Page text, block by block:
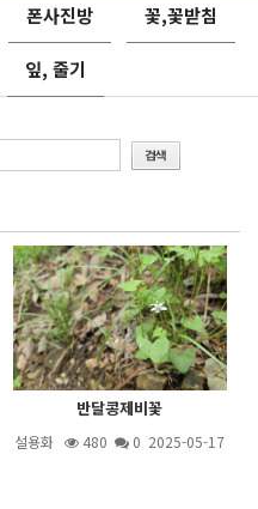
폰사진방 꽃,꽃받침
잎, 줄기
반달콩제비꽃
설용화 480 0 2025-05-17